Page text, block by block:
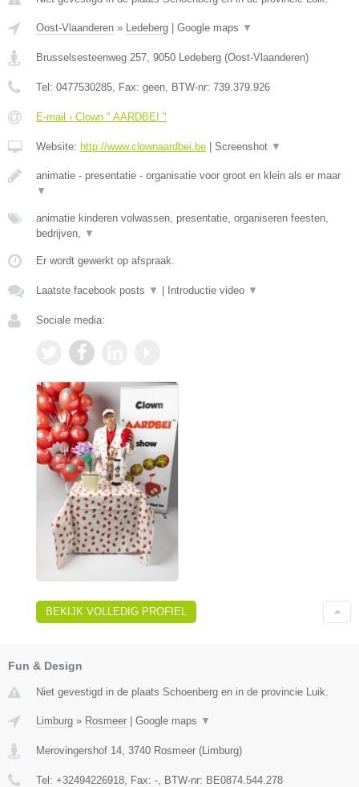
Oost-Vlaanderen » Ledeberg | Google maps ▼
Brusselsesteenweg 257 9050 Ledeberg (Oost-Vlaanderen)
Tel: 0477530285 , Fax: geen , BTW-nr: 739.379.926
E-mail › Clown " AARDBEI "
Website: http://www.clownaardbei.be | Screenshot ▼
animatie - presentatie - organisatie voor groot en klein als er maar
▼
animatie kinderen volwassen, presentatie, organiseren feesten,
bedrijven,
▼
Er wordt gewerkt op afspraak.
Laatste facebook posts ▼ | Introductie video ▼
Sociale media:
BEKIJK VOLLEDIG PROFIEL
Fun & Design
Niet gevestigd in de plaats Schoenberg en in de provincie Luik.
Limburg » Rosmeer | Google maps ▼
Merovingershof 14 3740 Rosmeer (Limburg)
Tel: +32494226918 , Fax: - , BTW-nr: BE0874.544.278